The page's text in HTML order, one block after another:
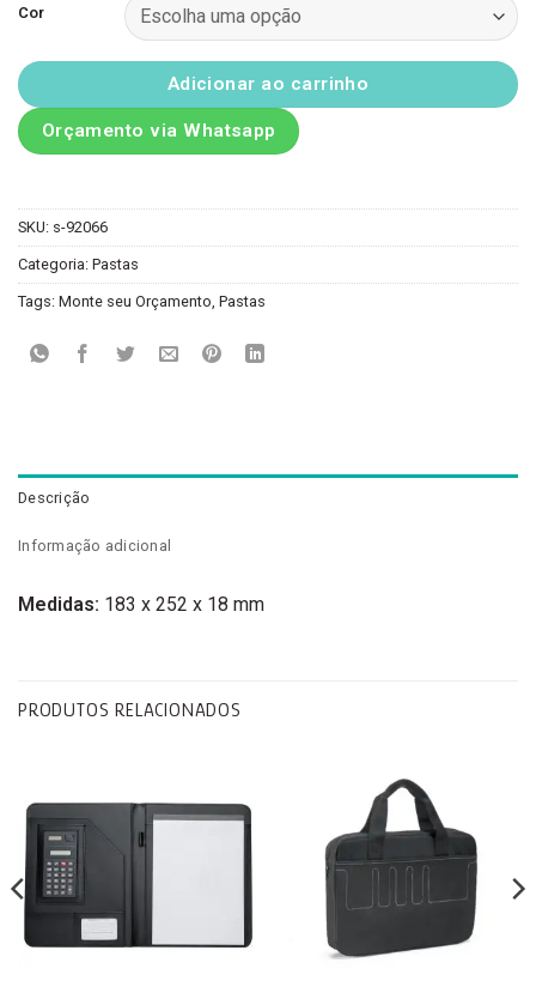
Cor
Adicionar ao carrinho
Orçamento via Whatsapp
SKU: s-92066
Categoria: Pastas
Tags: Monte seu Orçamento Pastas
Descrição
Informação adicional
Medidas: 183 x 252 x 18 mm
PRODUTOS RELACIONADOS